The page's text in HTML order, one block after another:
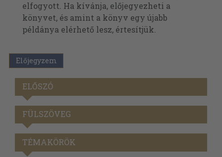
elfogyott. Ha kívánja, előjegyezheti a
könyvet, és amint a könyv egy újabb
példánya elérhető lesz, értesítjük.
Előjegyzem
ELŐSZÓ
FÜLSZÖVEG
TÉMAKÖRÖK